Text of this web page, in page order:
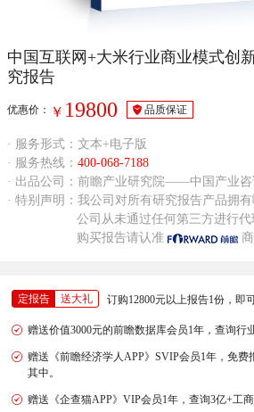
中国互联网+大米行业商业模式创
究报告
优惠价： ￥ 19800 品质保证
· 服务形式：文本+电子版
· 服务热线： 400-068-7188
· 出品公司：前瞻产业研究院——中国产业咨
· 特别声明：我公司对所有研究报告产品拥
公司从未通过任何第三方进行代
购买报告请认准
定报告 送大礼 订购12800元以上报告1份，即
赠送价值3000元的前瞻数据库会员1年，查询行
赠送《前瞻经济学人APP》SVIP会员1年，免
其中。
赠送《企查猫APP》VIP会员1年，查询3亿+工商